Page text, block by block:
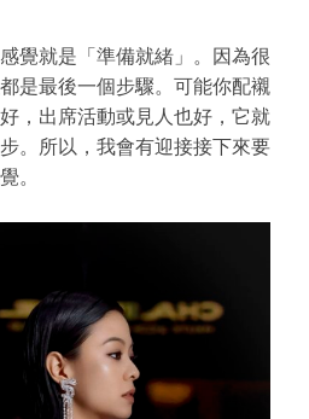
覺就是「準備就緒」。因為很
是最後一個步驟。可能你配襯
，出席活動或見人也好，它就
。所以，我會有迎接接下來要
。